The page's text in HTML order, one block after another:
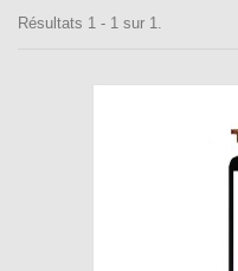
Résultats 1 - 1 sur 1.